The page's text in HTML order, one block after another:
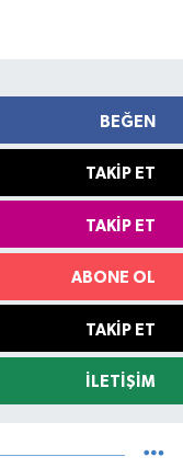
BEĞEN
TAKIP ET
TAKIP ET
ABONE OL
TAKIP ET
İLETIŞIM